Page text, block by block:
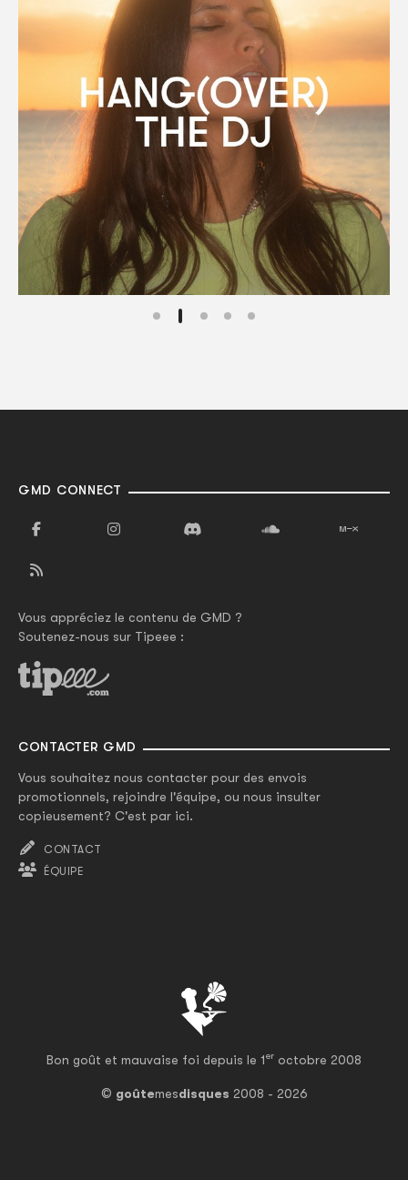
Bon goût et mauvaise foi depuis le 1er octobre 2008
© goûtemesdisques 2008 - 2026
GMD CONNECT
Vous appréciez le contenu de GMD ?
Soutenez-nous sur Tipeee :
CONTACTER GMD
Vous souhaitez nous contacter pour des envois
promotionnels, rejoindre l'équipe, ou nous insulter
copieusement? C'est par ici.
CONTACT
ÉQUIPE